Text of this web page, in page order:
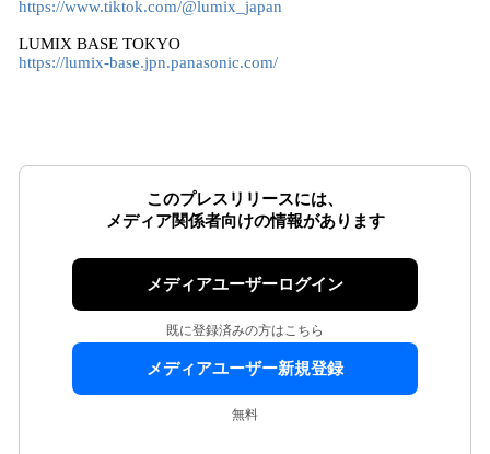
https://www.tiktok.com/@lumix_japan
LUMIX BASE TOKYO
https://lumix-base.jpn.panasonic.com/
このプレスリリースには、
メディア関係者向けの情報があります
メディアユーザーログイン
既に登録済みの方はこちら
メディアユーザー新規登録
無料